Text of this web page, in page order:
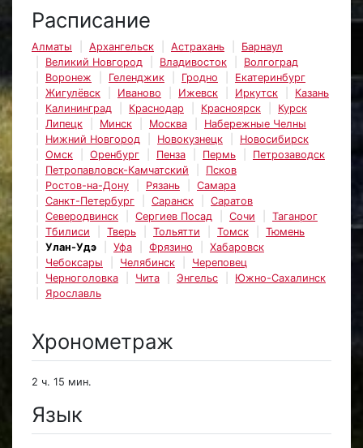
Расписание
Алматы Архангельск Астрахань
Барнаул
Великий Новгород
Владивосток
Волгоград
Воронеж
Геленджик Гродно
Екатеринбург
Жигулёвск
Иваново Ижевск Иркутск
Казань
Калининград
Краснодар Красноярск
Курск
Липецк
Минск Москва
Набережные Челны
Нижний Новгород
Новокузнецк
Новосибирск
Омск
Оренбург Пенза Пермь
Петрозаводск
Петропавловск-Камчатский
Псков
Ростов-на-Дону
Рязань
Самара
Санкт-Петербург
Саранск
Саратов
Северодвинск
Сергиев Посад Сочи
Таганрог
Тбилиси
Тверь Тольятти Томск
Тюмень
Улан-Удэ
Уфа Фрязино
Хабаровск
Чебоксары
Челябинск
Череповец
Черноголовка
Чита Энгельс
Южно-Сахалинск
Ярославль
Хронометраж
2 ч. 15 мин.
Язык